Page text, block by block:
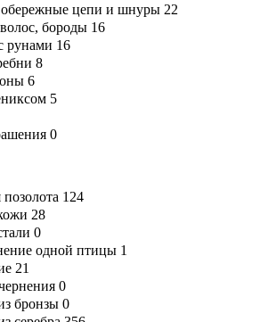
обережные цепи и шнуры 22
бороды 16
рунами 16
8
6
5
0
124
28
0
одной птицы 1
21
0
бронзы 0